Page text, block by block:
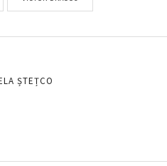
ȘTEȚCO